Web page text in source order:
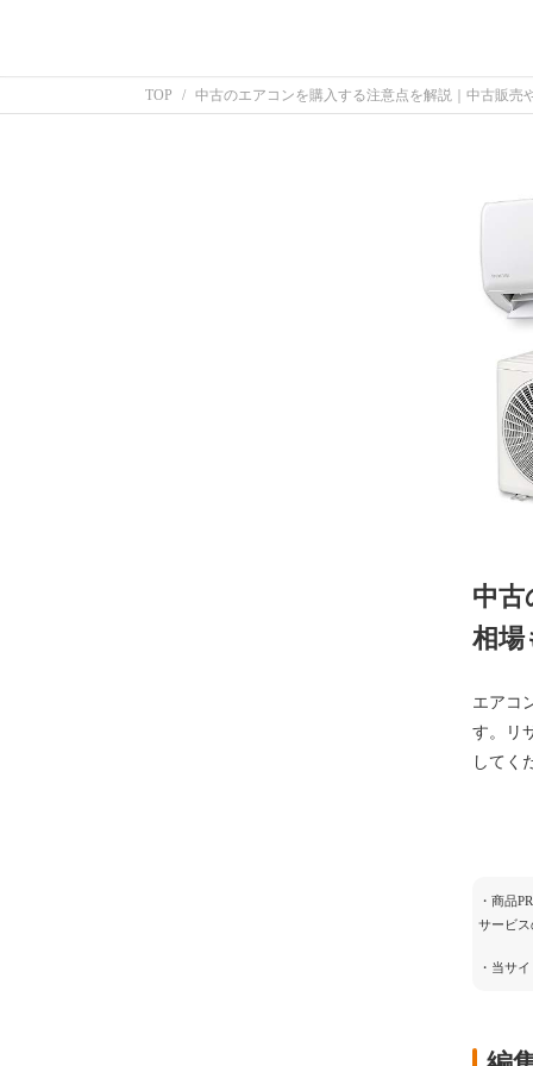
TOP 中古のエアコンを購入する注意点を解説｜中古販売
中
相場
エアコ
す。リ
してく
・商品
サービ
・当サ